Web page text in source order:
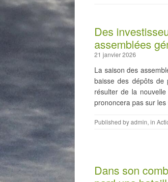
Des
assemblées
21 janvier 2026
La saison des
baisse des dépôts de
résulter de la
prononcera pas sur les
Published byadmin, in
Dans son